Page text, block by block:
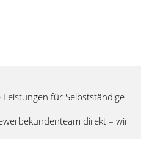
für Selbstständige
direkt – wir